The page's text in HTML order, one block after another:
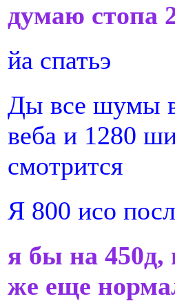
думаю стопа
йа спатьэ
Ды все шумы
веба и 1280
смотрится
Я 800 исо
я бы на 450д,
же еще